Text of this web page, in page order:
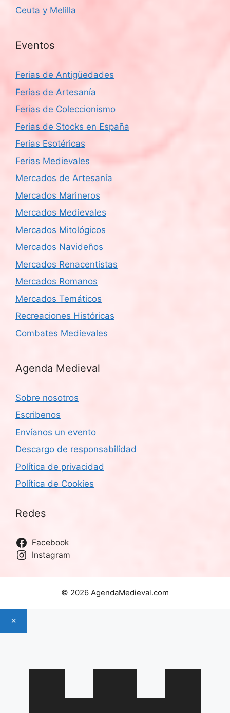
Ceuta y Melilla
Eventos
Ferias de Antigüedades
Ferias de Artesanía
Ferias de Coleccionismo
Ferias de Stocks en España
Ferias Esotéricas
Ferias Medievales
Mercados de Artesanía
Mercados Marineros
Mercados Medievales
Mercados Mitológicos
Mercados Navideños
Mercados Renacentistas
Mercados Romanos
Mercados Temáticos
Recreaciones Históricas
Combates Medievales
Agenda Medieval
Sobre nosotros
Escribenos
Envíanos un evento
Descargo de responsabilidad
Política de privacidad
Política de Cookies
Redes
Facebook
Instagram
© 2026 AgendaMedieval.com
×